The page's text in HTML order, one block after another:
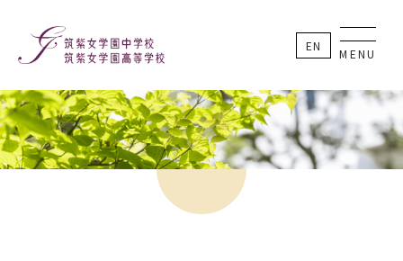
EN
MENU